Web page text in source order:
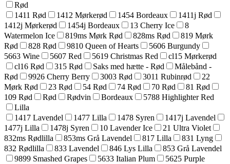
Rød
1411 Rød
1412 Mørkerød 1454 Bordeaux
1411j Rød
1412j Mørkerød
1454j Bordeaux 13 Cherry Ice
8
Watermelon Ice
819ms Mørk Rød 828ms Rød
819 Mørk
Rød
828 Rød 9810 Queen of Hearts
5606 Burgundy
5663 Wine
5607 Red 5619 Christmas Red
cl15 Mørkerød
cl16 Rød
315 Rød Saks med hætte - Rød
Målebånd -
Rød
9926 Cherry Berry 3003 Rød 3011 Rubinrød
22
Mørk Rød
23 Rød 54 Rød 74 Rød 70 Rød
81 Rød
109 Rød
Rød Rødvin Bordeaux
5788 Highlighter Red
Lilla
1417 Lavendel
1477 Lilla 1478 Syren
1417j Lavendel
1477j Lilla
1478j Syren 10 Lavender Ice
21 Ultra Violet
832ms Rødlilla
853ms Grå Lavendel 817 Lilla
831 Lyng
832 Rødlilla
833 Lavendel 846 Lys Lilla
853 Grå Lavendel
9899 Smashed Grapes
5633 Italian Plum 5625 Purple